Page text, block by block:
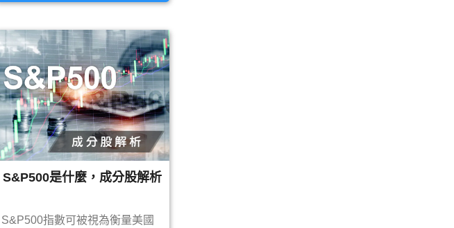
在就讓筆者介紹什麼是海外期貨
S&P500是什麼，成分股解析
S&P500指數可被視為衡量美國